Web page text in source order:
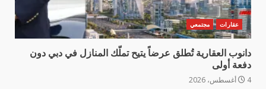
عقارات مجتمعي
دانوب العقارية تُطلق عرضاً يتيح تملّك المنازل في دبي دون
دفعة أولى
4 أغسطس، 2026